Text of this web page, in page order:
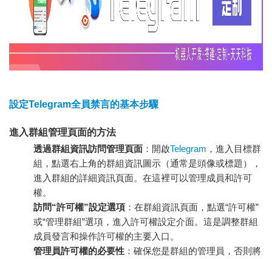
設定Telegram全員禁言的基本步驟
進入群組管理頁面的方法
透過群組資訊訪問管理頁面 ：開啟Telegram ，進入目標群
組，點選右上角的群組資訊圖示（通常是頭像或標題），
進入群組的詳細資訊頁面。在這裡可以管理成員和許可
權。
訪問“許可權”設定選項 ：在群組資訊頁面，點選“許可權”
或“管理群組”選項，進入許可權設定介面。這是調整群組
成員發言和操作許可權的主要入口。
管理員許可權的必要性 ：確保您是群組的管理員，否則將